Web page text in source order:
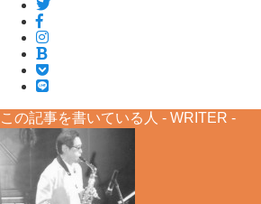
この記事を書いている人 - WRITER -